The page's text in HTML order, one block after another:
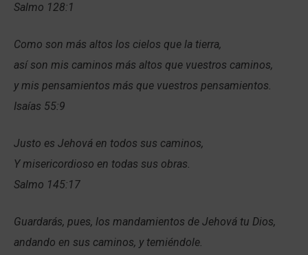
Salmo 128:1
Como son más altos los cielos que la tierra,
así son mis caminos más altos que vuestros caminos,
y mis pensamientos más que vuestros pensamientos.
Isaías 55:9
Justo es Jehová en todos sus caminos,
Y misericordioso en todas sus obras.
Salmo 145:17
Guardarás, pues, los mandamientos de Jehová tu Dios,
andando en sus caminos, y temiéndole.